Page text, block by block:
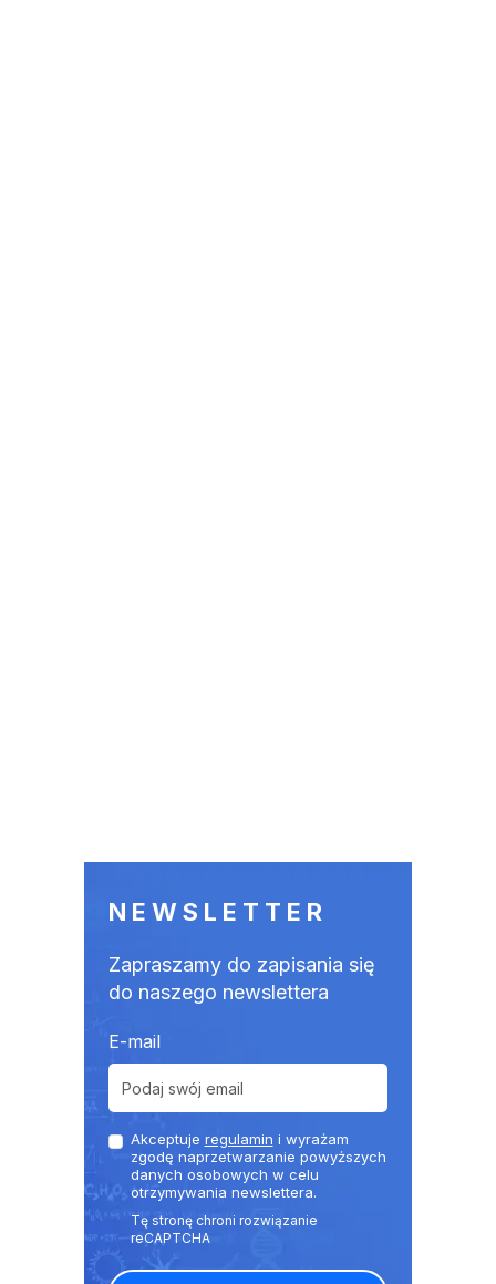
NEWSLETTER
Zapraszamy do zapisania się
do naszego newslettera
E-mail
Akceptuje regulamin i wyrażam
zgodę naprzetwarzanie powyższych
danych osobowych w celu
otrzymywania newslettera.